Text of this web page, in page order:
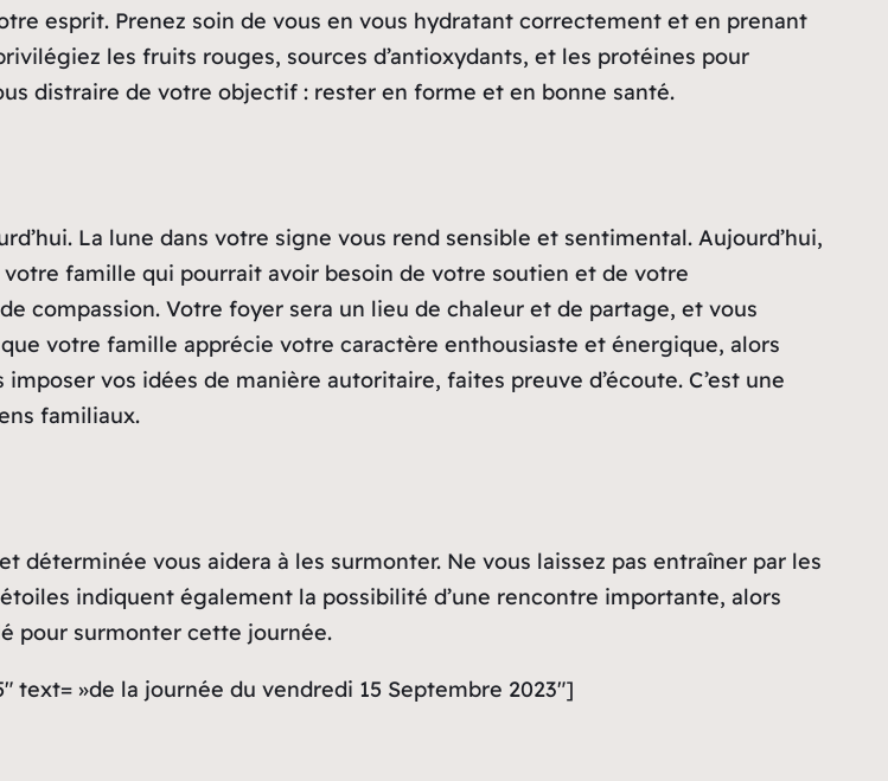
esprit. Prenez soin de vous en vous hydratant correctement et en prenant
les fruits rouges, sources d’antioxydants, et les protéines pour
distraire de votre objectif : rester en forme et en bonne santé.
La lune dans votre signe vous rend sensible et sentimental. Aujourd’hui,
famille qui pourrait avoir besoin de votre soutien et de votre
compassion. Votre foyer sera un lieu de chaleur et de partage, et vous
votre famille apprécie votre caractère enthousiaste et énergique, alors
vos idées de manière autoritaire, faites preuve d’écoute. C’est une
familiaux.
vous aidera à les surmonter. Ne vous laissez pas entraîner par les
indiquent également la possibilité d’une rencontre importante, alors
pour surmonter cette journée.
text= »de la journée du vendredi 15 Septembre 2023″]